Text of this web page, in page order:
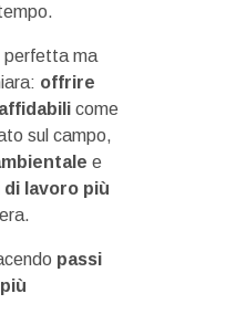
perfetta ma
offrire
come
sul campo,
e
lavoro più
passi